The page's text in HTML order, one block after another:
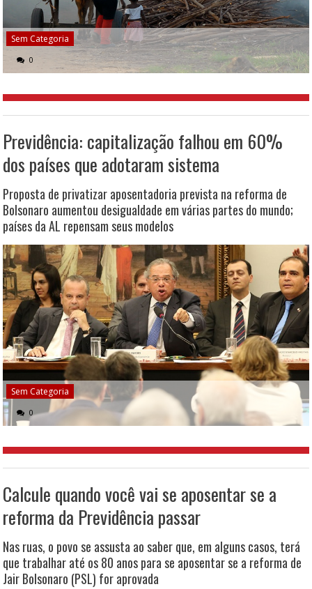
Sem Categoria
0
Previdência: capitalização falhou em 60%
dos países que adotaram sistema
Proposta de privatizar aposentadoria prevista na reforma de
Bolsonaro aumentou desigualdade em várias partes do mundo;
países da AL repensam seus modelos
Sem Categoria
0
Calcule quando você vai se aposentar se a
reforma da Previdência passar
Nas ruas, o povo se assusta ao saber que, em alguns casos, terá
que trabalhar até os 80 anos para se aposentar se a reforma de
Jair Bolsonaro (PSL) for aprovada